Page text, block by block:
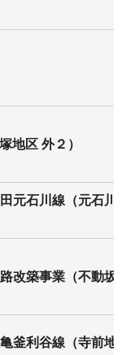
地区 外２）
元石川線（元石川
改築事業（不動坂
釜利谷線（寺前地